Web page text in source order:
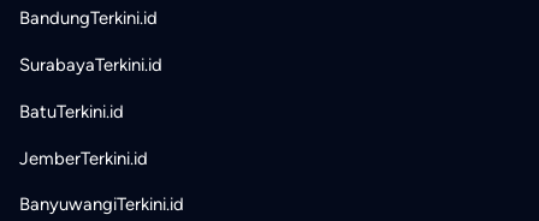
BandungTerkini.id
SurabayaTerkini.id
BatuTerkini.id
JemberTerkini.id
BanyuwangiTerkini.id